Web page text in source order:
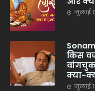
जुलाई
किस
क्या-
जुलाई